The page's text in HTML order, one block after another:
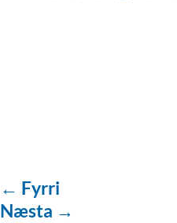
← Fyrri
Næsta →